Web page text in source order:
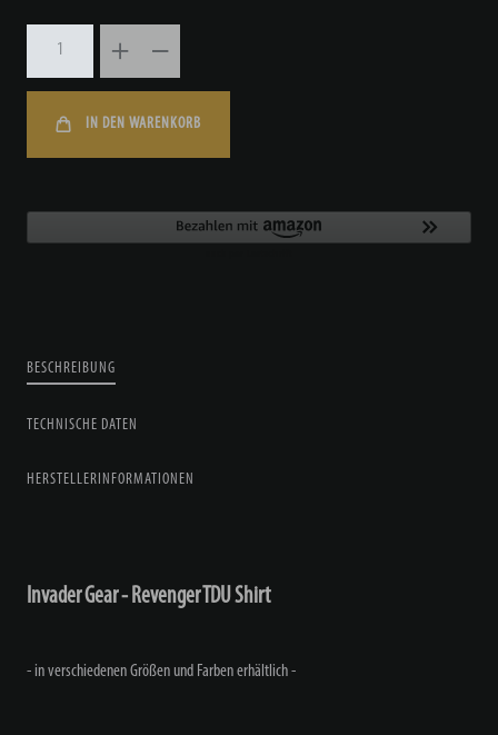
IN DEN WARENKORB
BESCHREIBUNG
TECHNISCHE DATEN
HERSTELLERINFORMATIONEN
Invader Gear - Revenger TDU Shirt
- in verschiedenen Größen und Farben erhältlich -